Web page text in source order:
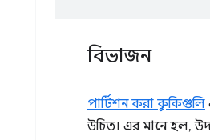
বিভাজন
পার্টিশন করা কুকিগুলি
উচিত। এর মানে হল,